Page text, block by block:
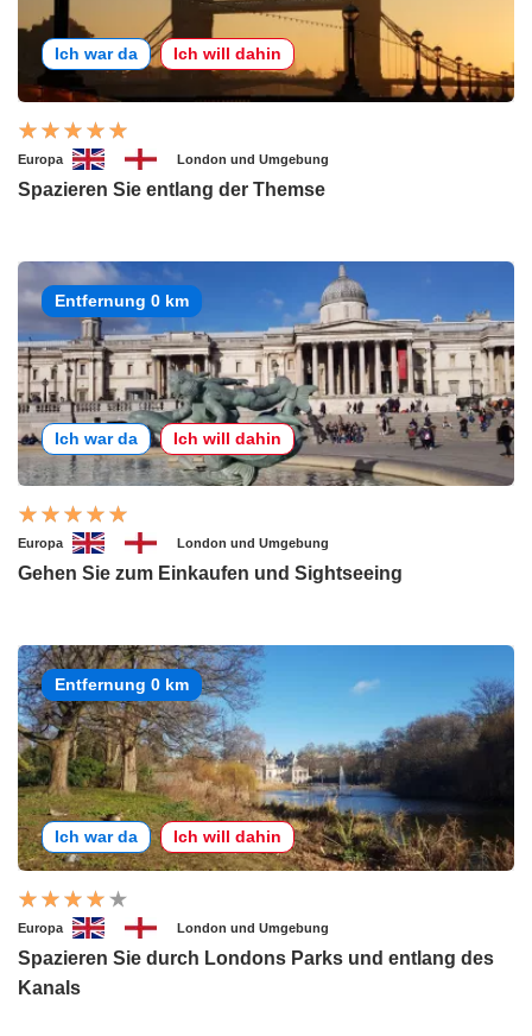
Ich war da Ich will dahin
Europa London und Umgebung
Spazieren Sie entlang der Themse
Entfernung 0 km
Ich war da Ich will dahin
Europa London und Umgebung
Gehen Sie zum Einkaufen und Sightseeing
Entfernung 0 km
Ich war da Ich will dahin
Europa London und Umgebung
Spazieren Sie durch Londons Parks und entlang des
Kanals